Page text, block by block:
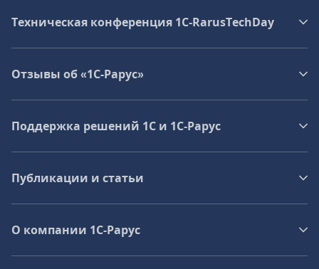
Техническая конференция 1C‑RarusTechDay
Отзывы об «1С-Рарус»
Поддержка решений 1С и 1С‑Рарус
Публикации и статьи
О компании 1C-Рарус